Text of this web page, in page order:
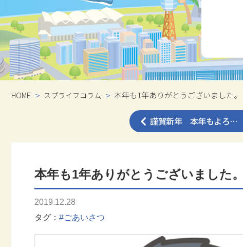
HOME スプライフコラム 本年も1年ありがとうございました。
謹賀新年 本年もよろ…
本年も1年ありがとうございました。
2019.12.28
タグ
#ごあいさつ